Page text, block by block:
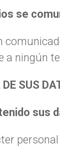
se
a ningún
SUS
sus
personal